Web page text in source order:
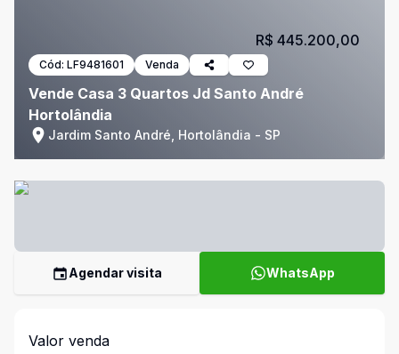
Cód: LF9481601 Venda
Vende Casa 3 Quartos Jd Santo André
Hortolândia
Jardim Santo André, Hortolândia - SP
R$ 445.200,00
Agendar visita WhatsApp
Valor venda